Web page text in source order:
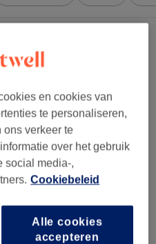
en cookies van
te personaliseren,
ons verkeer te
over het gebruik
social media-,
Cookiebeleid
Alle cookies
accepteren